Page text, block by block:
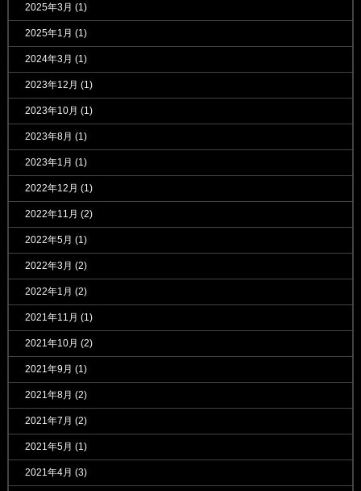
2025年3月 (1)
2025年1月 (1)
2024年3月 (1)
2023年12月 (1)
2023年10月 (1)
2023年8月 (1)
2023年1月 (1)
2022年12月 (1)
2022年11月 (2)
2022年5月 (1)
2022年3月 (2)
2022年1月 (2)
2021年11月 (1)
2021年10月 (2)
2021年9月 (1)
2021年8月 (2)
2021年7月 (2)
2021年5月 (1)
2021年4月 (3)